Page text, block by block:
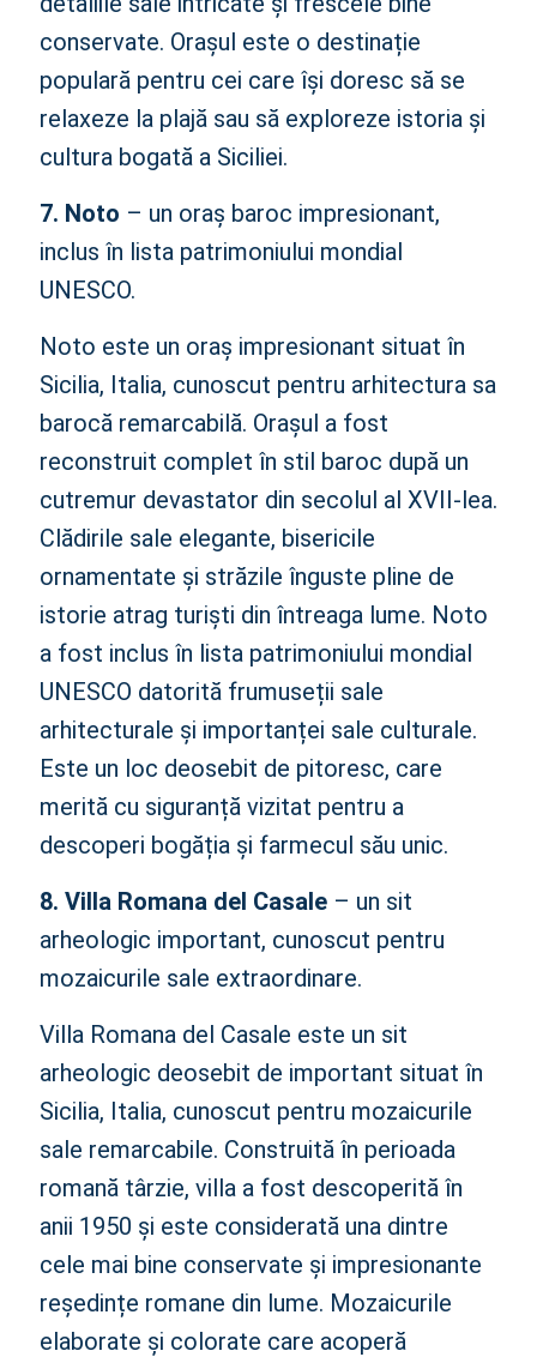
conservate. Orașul este o destinație
populară pentru cei care își doresc să se
relaxeze la plajă sau să exploreze istoria și
cultura bogată a Siciliei.
7. Noto – un oraș baroc impresionant,
inclus în lista patrimoniului mondial
UNESCO.
Noto este un oraș impresionant situat în
Sicilia, Italia, cunoscut pentru arhitectura sa
barocă remarcabilă. Orașul a fost
reconstruit complet în stil baroc după un
cutremur devastator din secolul al XVII-lea.
Clădirile sale elegante, bisericile
ornamentate și străzile înguste pline de
istorie atrag turiști din întreaga lume. Noto
a fost inclus în lista patrimoniului mondial
UNESCO datorită frumuseții sale
arhitecturale și importanței sale culturale.
Este un loc deosebit de pitoresc, care
merită cu siguranță vizitat pentru a
descoperi bogăția și farmecul său unic.
8. Villa Romana del Casale – un sit
arheologic important, cunoscut pentru
mozaicurile sale extraordinare.
Villa Romana del Casale este un sit
arheologic deosebit de important situat în
Sicilia, Italia, cunoscut pentru mozaicurile
sale remarcabile. Construită în perioada
romană târzie, villa a fost descoperită în
anii 1950 și este considerată una dintre
cele mai bine conservate și impresionante
reședințe romane din lume. Mozaicurile
elaborate și colorate care acoperă